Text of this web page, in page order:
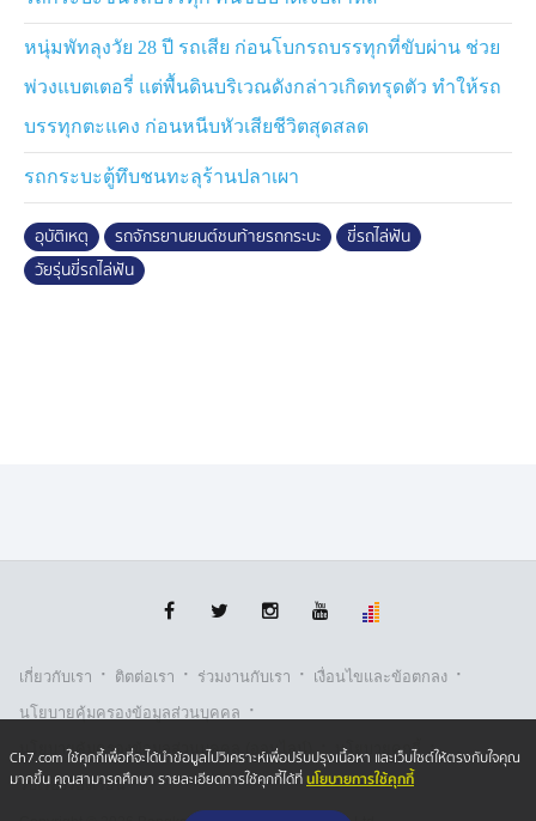
หนุ่มพัทลุงวัย 28 ปี รถเสีย ก่อนโบกรถบรรทุกที่ขับผ่าน ช่วย
พ่วงแบตเตอรี่ แต่พื้นดินบริเวณดังกล่าวเกิดทรุดตัว ทำให้รถ
บรรทุกตะแคง ก่อนหนีบหัวเสียชีวิตสุดสลด
รถกระบะตู้ทึบชนทะลุร้านปลาเผา
อุบัติเหตุ รถจักรยานยนต์ชนท้ายรถกระบะ
ขี่รถไล่ฟัน
วัยรุ่นขี่รถไล่ฟัน
เกี่ยวกับเรา · ติตต่อเรา · ร่วมงานกับเรา · เงื่อนไขและข้อตกลง ·
นโยบายคุ้มครองข้อมูลส่วนบุคคล ·
นโยบายคุ้มครองข้อมูลส่วนบุคคล (ออนไลน์) · นโยบายคุกกี้ ·
รับเรื่องร้องเรียน
Ch7.com ใช้คุกกี้เพื่อที่จะได้นำข้อมูลไปวิเคราะห์เพื่อปรับปรุงเนื้อหา และเว็บไซต์ให้ตรงกับใจคุณ
มากขึ้น คุณสามารถศึกษา รายละเอียดการใช้คุกกี้ได้ที่นโยบายการใช้คุกกี้